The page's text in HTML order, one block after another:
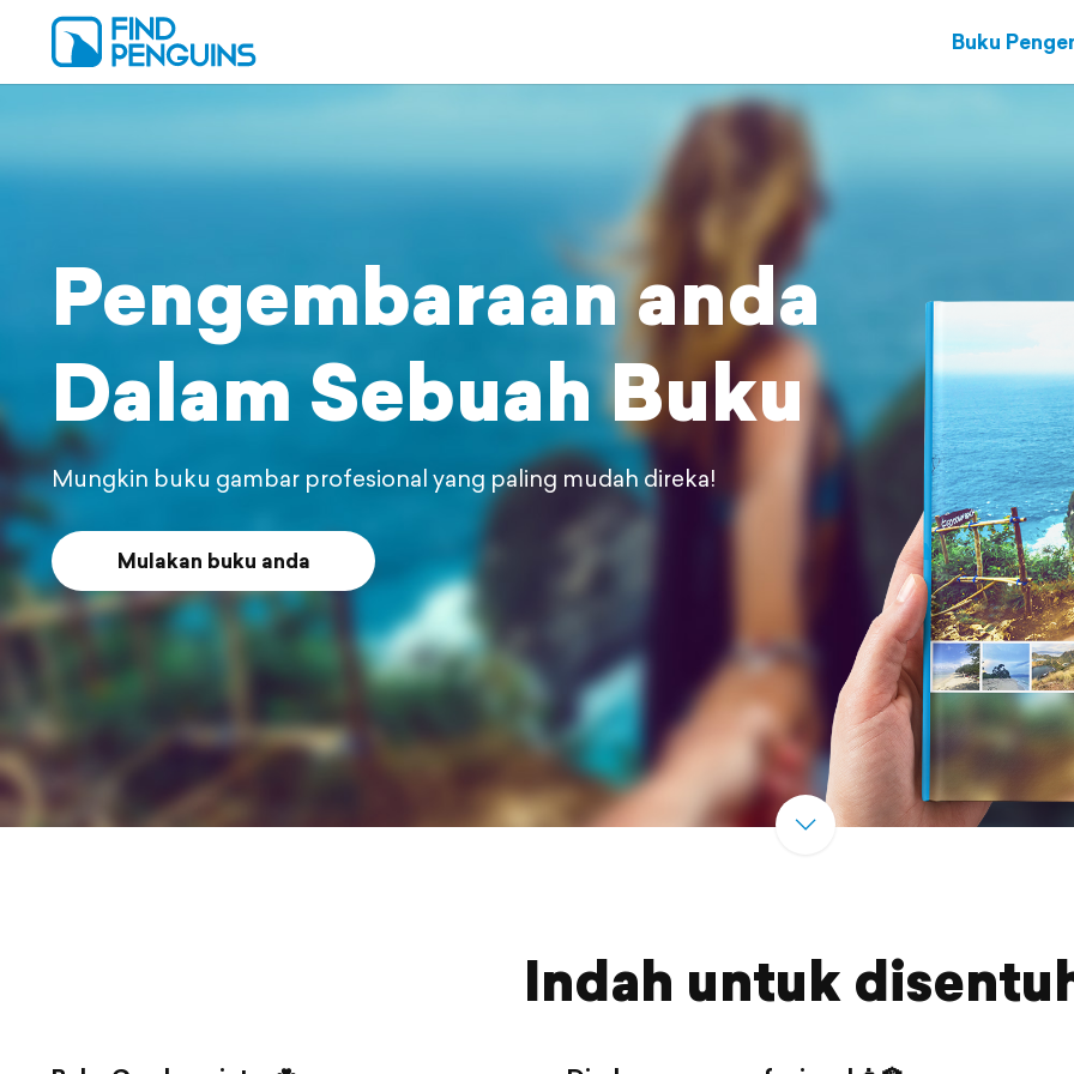
Buku
Pengembaraan anda
DalamSebuah Buku
Mungkin buku gambar profesional yang paling mudah direka!
Mulakan buku anda
Indah untuk